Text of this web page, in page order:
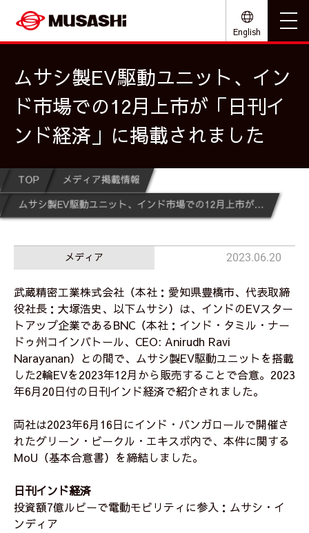
English
ムサシ製EV駆動ユニット、イン
ド市場での12月上市が「日刊イ
ンド経済」に掲載されました
TOP
メディア掲載情報
ムサシ製EV駆動ユニット、インド市場での12月上市が「日刊インド経済」に掲載されました
メディア 2023.06.20
武蔵精密工業株式会社（本社：愛知県豊橋市、代表取締
役社長：大塚浩史、以下ムサシ）は、インドのEVスター
トアップ企業であるBNC（本社：インド・タミル・ナー
ドゥ州コインバトール、CEO: Anirudh Ravi
Narayanan）との間で、ムサシ製EV駆動ユニットを搭載
した2輪EVを2023年12月から販売することで合意。2023
年6月20日付の日刊インド経済で紹介されました。
両社は2023年6月16日にインド・バンガロールで開催さ
れたグリーン・ビークル・エキスポ内で、本件に関する
MoU（基本合意書）を締結しました。
日刊インド経済
投資額7億ルピーで電動モビリティに参入：ムサシ・イ
ンディア